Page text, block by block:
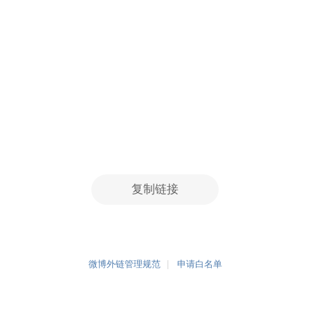
复制链接
微博外链管理规范 申请白名单